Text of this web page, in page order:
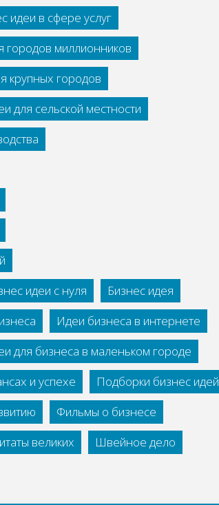
идеи в сфере услуг
городов миллионников
крупных городов
для сельской местности
идеи с нуля
Бизнес идея
Идеи бизнеса в интернете
для бизнеса в маленьком городе
и успехе
Подборки бизнес идей
Фильмы о бизнесе
великих Швейное дело